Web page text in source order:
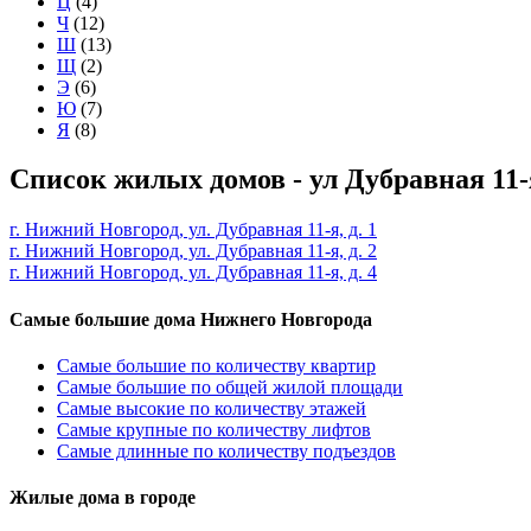
Ч (12)
Ш (13)
Щ (2)
Э (6)
Ю (7)
Я (8)
Список жилых домов - ул Дубравная
г. Нижний Новгород, ул. Дубравная 11-я, д. 1
г. Нижний Новгород, ул. Дубравная 11-я, д. 2
г. Нижний Новгород, ул. Дубравная 11-я, д. 4
Самые большие дома Нижнего Новгорода
Самые большие по количеству квартир
Самые большие по общей жилой площади
Самые высокие по количеству этажей
Самые крупные по количеству лифтов
Самые длинные по количеству подъездов
Жилые дома в городе